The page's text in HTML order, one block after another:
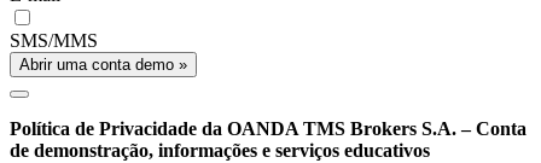
SMS/MMS
Abrir uma conta demo »
Política de Privacidade da OANDA TMS Brokers S.A. – Conta
de demonstração, informações e serviços educativos